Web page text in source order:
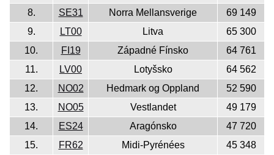
8.
SE31 Norra Mellansverige
69 149
9.
LT00 Litva
65 300
10.
FI19 Západné Fínsko
64 761
11.
LV00 Lotyšsko
64 562
12.
NO02 Hedmark og Oppland
52 590
13.
NO05 Vestlandet
49 179
14.
ES24 Aragónsko
47 720
15.
FR62 Midi-Pyrénées
45 348